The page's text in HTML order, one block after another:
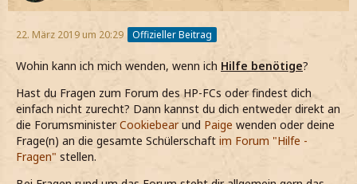
22. März 2019 um 20:29 Offizieller Beitrag
Wohin kann ich mich wenden, wenn ich Hilfe benötige?
Hast du Fragen zum Forum des HP-FCs oder findest dich
einfach nicht zurecht? Dann kannst du dich entweder direkt an
die ForumsministerCookiebearund Paige wenden oder deine
Frage(n) an die gesamte Schülerschaft im Forum "Hilfe -
Fragen" stellen.